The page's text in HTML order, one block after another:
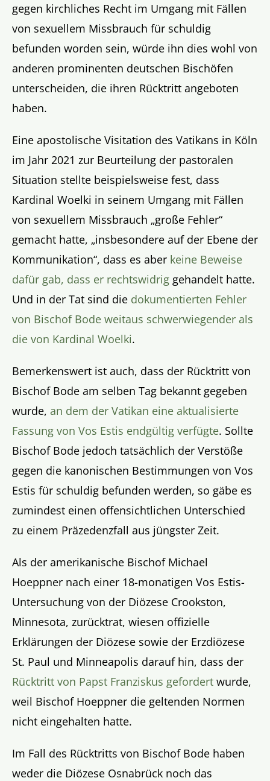
gegen kirchliches Recht im Umgang mit Fällen
von sexuellem Missbrauch für schuldig
befunden worden sein, würde ihn dies wohl von
anderen prominenten deutschen Bischöfen
unterscheiden, die ihren Rücktritt angeboten
haben.
Eine apostolische Visitation des Vatikans in Köln
im Jahr 2021 zur Beurteilung der pastoralen
Situation stellte beispielsweise fest, dass
Kardinal Woelki in seinem Umgang mit Fällen
von sexuellem Missbrauch „große Fehler“
gemacht hatte, „insbesondere auf der Ebene der
Kommunikation“, dass es aber keine Beweise
dafür gab, dass er rechtswidrig gehandelt hatte.
Und in der Tat sind die dokumentierten Fehler
von Bischof Bode weitaus schwerwiegender als
die von Kardinal Woelki.
Bemerkenswert ist auch, dass der Rücktritt von
Bischof Bode am selben Tag bekannt gegeben
wurde, an dem der Vatikan eine aktualisierte
Fassung von Vos Estis endgültig verfügte. Sollte
Bischof Bode jedoch tatsächlich der Verstöße
gegen die kanonischen Bestimmungen von Vos
Estis für schuldig befunden werden, so gäbe es
zumindest einen offensichtlichen Unterschied
zu einem Präzedenzfall aus jüngster Zeit.
Als der amerikanische Bischof Michael
Hoeppner nach einer 18-monatigen Vos Estis-
Untersuchung von der Diözese Crookston,
Minnesota, zurücktrat, wiesen offizielle
Erklärungen der Diözese sowie der Erzdiözese
St. Paul und Minneapolis darauf hin, dass der
Rücktritt von Papst Franziskus gefordert wurde,
weil Bischof Hoeppner die geltenden Normen
nicht eingehalten hatte.
Im Fall des Rücktritts von Bischof Bode haben
weder die Diözese Osnabrück noch das